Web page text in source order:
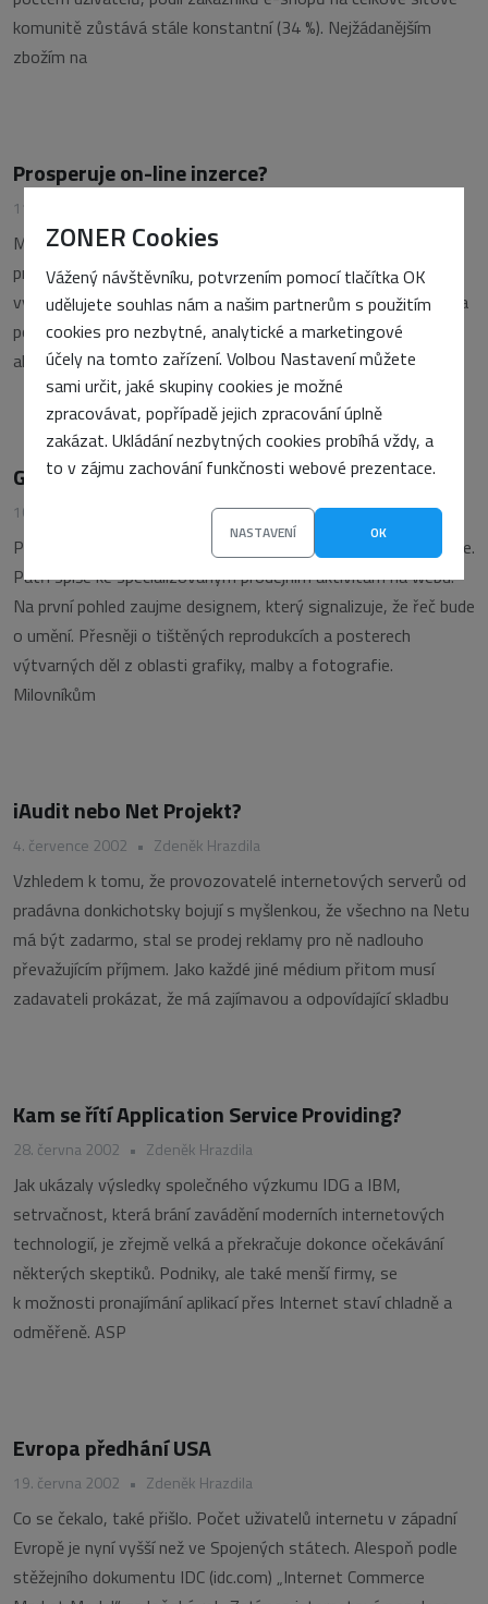
ZONER Cookies
Vážený návštěvníku, potvrzením pomocí tlačítka OK
udělujete souhlas nám a našim partnerům s použitím
cookies pro nezbytné, analytické a marketingové
účely na tomto zařízení. Volbou Nastavení můžete
sami určit, jaké skupiny cookies je možné
zpracovávat, popřípadě jejich zpracování úplně
zakázat. Ukládání nezbytných cookies probíhá vždy, a
to v zájmu zachování funkčnosti webové prezentace.
NASTAVENÍ OK
komunitě zůstává stále konstantní (34 %). Nejžádanějším
zbožím na
Prosperuje on-line inzerce?
11. července 2002
Může se internetový server uživit pouze prodejem inzertního
prostoru? Tento hluboce zakořeněný axiom, který dlouho
vysvětloval bezplatný přístup k datům se postupně hroutí. Na
pochodu je zpoplatnění nejen důležitých informačních zdrojů,
ale i zpravodajství. Jak by však měl vypadat price list
Galerie umění v Síti
10. července 2002 Zdeněk Hrazdila
Provoz prodejní galerie i-postery.cz byl zahájen v loňském roce.
Patří spíše ke specializovaným prodejním aktivitám na webu.
Na první pohled zaujme designem, který signalizuje, že řeč bude
o umění. Přesněji o tištěných reprodukcích a posterech
výtvarných děl z oblasti grafiky, malby a fotografie.
Milovníkům
iAudit nebo Net Projekt?
4. července 2002 • Zdeněk Hrazdila
Vzhledem k tomu, že provozovatelé internetových serverů od
pradávna donkichotsky bojují s myšlenkou, že všechno na Netu
má být zadarmo, stal se prodej reklamy pro ně nadlouho
převažujícím příjmem. Jako každé jiné médium přitom musí
zadavateli prokázat, že má zajímavou a odpovídající skladbu
Kam se řítí Application Service Providing?
28. června 2002 • Zdeněk Hrazdila
Jak ukázaly výsledky společného výzkumu IDG a IBM,
setrvačnost, která brání zavádění moderních internetových
technologií, je zřejmě velká a překračuje dokonce očekávání
některých skeptiků. Podniky, ale také menší firmy, se
k možnosti pronajímání aplikací přes Internet staví chladně a
odměřeně. ASP
Evropa předhání USA
19. června 2002 • Zdeněk Hrazdila
Co se čekalo, také přišlo. Počet uživatelů internetu v západní
Evropě je nyní vyšší než ve Spojených státech. Alespoň podle
stěžejního dokumentu IDC (idc.com) „Internet Commerce